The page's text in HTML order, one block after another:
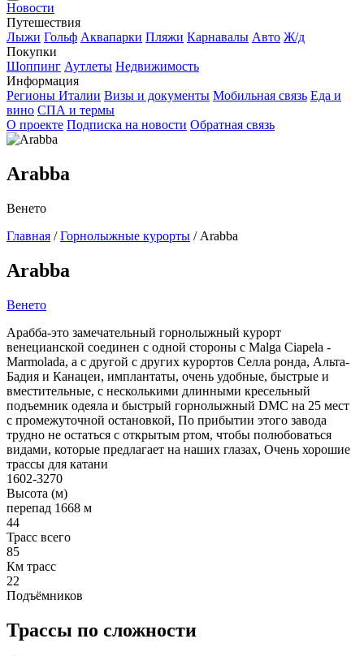
Новости
Путешествия
Лыжи Гольф Аквапарки Пляжи Карнавалы Авто Ж/д
Покупки
Шоппинг Аутлеты Недвижимость
Информация
Регионы Италии Визы и документы Мобильная связь Еда и
вино СПА и термы
О проекте Подписка на новости Обратная связь
Arabba
Венето
Главная / Горнолыжные курорты / Arabba
Arabba
Венето
Арабба-это замечательный горнолыжный курорт
венецианской соединен с одной стороны с Malga Ciapela -
Marmolada, а с другой с других курортов Селла ронда, Альта-
Бадия и Канацеи, имплантаты, очень удобные, быстрые и
вместительные, с несколькими длинными кресельный
подъемник одеяла и быстрый горнолыжный DMC на 25 мест
с промежуточной остановкой, По прибытии этого завода
трудно не остаться с открытым ртом, чтобы полюбоваться
видами, которые предлагает на наших глазах, Очень хорошие
трассы для катани
1602-3270
Высота (м)
перепад 1668 м
44
Трасс всего
85
Км трасс
22
Подъёмников
Трассы по сложности